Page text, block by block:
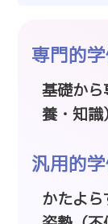
専門的
基礎か
養・知識
汎用的
かたよ